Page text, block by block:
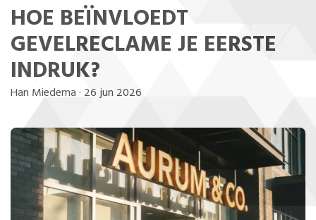
HOE BEÏNVLOEDT
GEVELRECLAME JE EERSTE
INDRUK?
Han Miedema · 26 jun 2026